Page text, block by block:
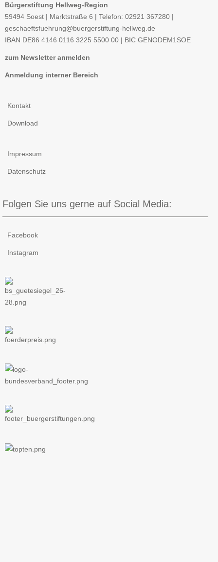
Bürgerstiftung Hellweg-Region
59494 Soest | Marktstraße 6 | Telefon: 02921 367280 |
geschaeftsfuehrung@buergerstiftung-hellweg.de
IBAN DE86 4146 0116 3225 5500 00 | BIC GENODEM1SOE
zum Newsletter anmelden
Anmeldung interner Bereich
Kontakt
Download
Impressum
Datenschutz
Folgen Sie uns gerne auf Social Media:
Facebook
Instagram